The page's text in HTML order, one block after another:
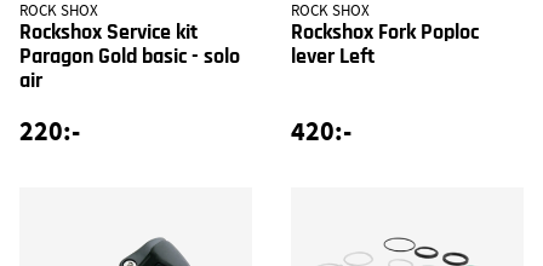
ROCK SHOX
Rockshox Service kit
Paragon Gold basic - solo
air
220:-
ROCK SHOX
Rockshox Fork Poploc
lever Left
420:-